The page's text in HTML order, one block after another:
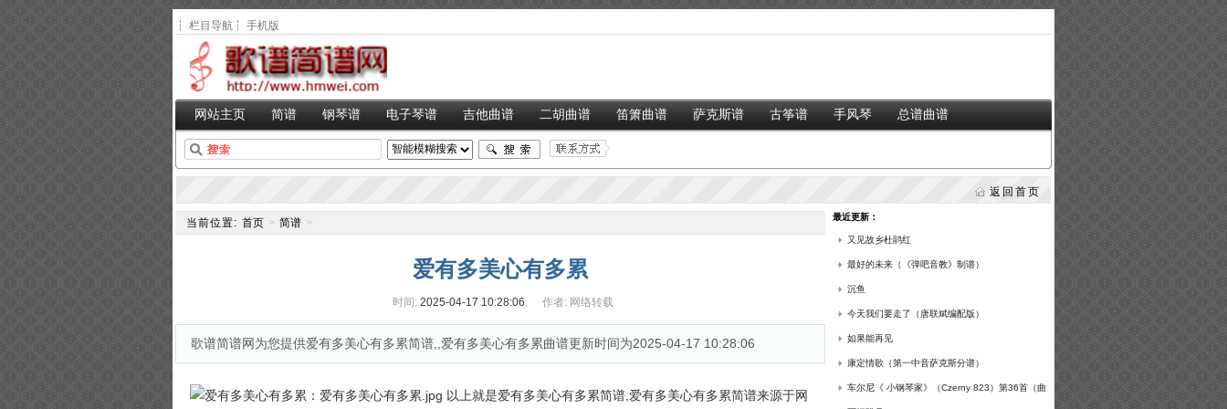
┆ 栏目导航 ┆ 手机版
网站主页 简谱 钢琴谱 电子琴谱 吉他曲谱 二胡曲谱 笛箫曲谱 萨克斯谱 古筝谱 手风琴 总谱曲谱
返回首页
当前位置: 首页 > 简谱 >
爱有多美心有多累
时间: 2025-04-17 10:28:06 作者: 网络转载
歌谱简谱网为您提供爱有多美心有多累简谱,,爱有多美心有多累曲谱更新时间为2025-04-17 10:28:06
以上就是爱有多美心有多累简谱,爱有多美心有多累简谱来源于网
最近更新：
又见故乡杜鹃红
最好的未来（《弹吧音教》制谱）
沉鱼
今天我们要走了（唐联斌编配版）
如果能再见
康定情歌（第一中音萨克斯分谱）
车尔尼《 小钢琴家》（Czerny 823）第36首（曲